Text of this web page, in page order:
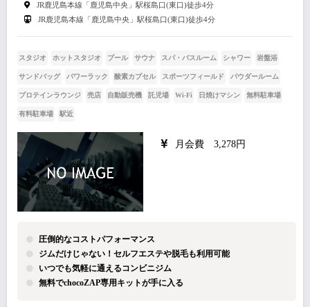
JR鹿児島本線「鹿児島中央」駅桜島口(東口)徒歩4分
JR鹿児島本線「鹿児島中央」駅桜島口(東口)徒歩4分
スタジオ ホットスタジオ プール サウナ スパ・バスルーム シャワー 岩盤浴
サンドバッグ パワーラック 酸素カプセル スポーツフィールド パウダールーム
プロテインラウンジ 売店 自動販売機 託児場 Wi-Fi 日焼けマシン 無料駐車場
有料駐車場 駅近
月会費 3,278円
圧倒的なコストパフォーマンス
ジムだけじゃない！セルフエステや脱毛も利用可能
いつでも気軽に通えるコンビニジム
無料でchocoZAP専用キットが手に入る